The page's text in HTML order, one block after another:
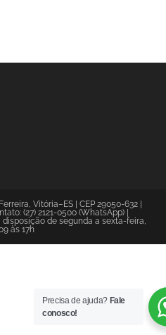
Vitória–ES | CEP 29050-632 |
(27) 2121-0500 (WhatsApp) |
disposição de segunda a sexta-feira,
às 17h
Precisa de ajuda? Fale
conosco!